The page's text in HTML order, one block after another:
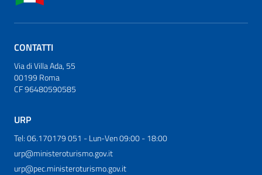
CONTATTI
Via di Villa Ada, 55
00199 Roma
CF 96480590585
URP
Tel: 06.170179 051 - Lun-Ven 09:00 - 18:00
urp@ministeroturismo.gov.it
urp@pec.ministeroturismo.gov.it